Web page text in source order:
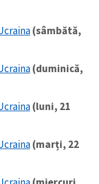
(sâmbătă,
(duminică,
(luni, 21
(marți, 22